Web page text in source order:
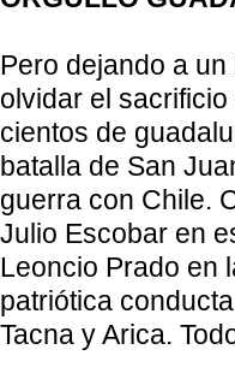
Pero dejando a
olvidar el
cientos de
batalla de San
guerra con Chile.
Julio Escobar en
Leoncio Prado en
patriótica
Tacna y Arica.